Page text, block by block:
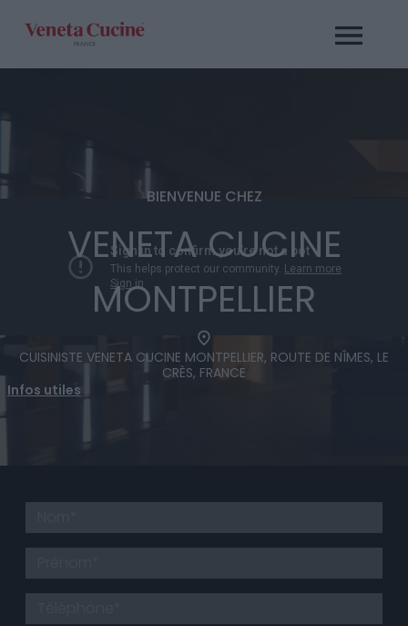
contenu
BIENVENUE CHEZ
VENETA CUCINE
MONTPELLIER
CUISINISTE VENETA CUCINE MONTPELLIER, ROUTE DE NÎMES, LE
CRÈS, FRANCE
Infos utiles